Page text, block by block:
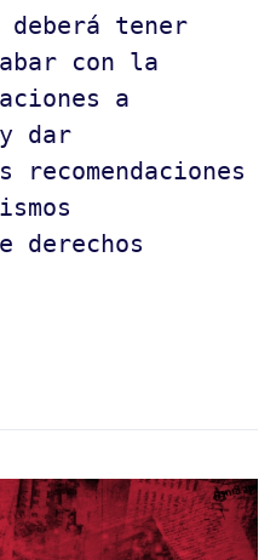
tener
con la
a
y dar
derechos